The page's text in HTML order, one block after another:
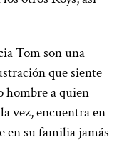
Tom son una
que siente
hombre a quien
vez, encuentra en
en su familia jamás